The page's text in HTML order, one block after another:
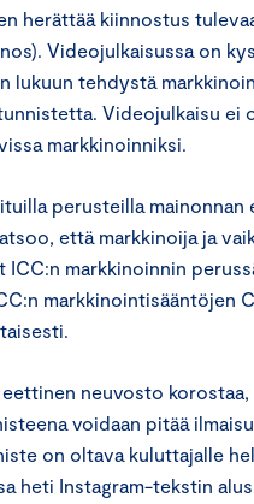
herättää kiinnostus
Videojulkaisussa on
lukuun tehdystä
Videojulkaisu ei
markkinoinniksi.
perusteilla mainonnan
että markkinoija ja
ICC:n markkinoinnin
markkinointisääntöjen
neuvosto korostaa,
voidaan pitää
on oltava kuluttajalle
heti Instagram-tekstin